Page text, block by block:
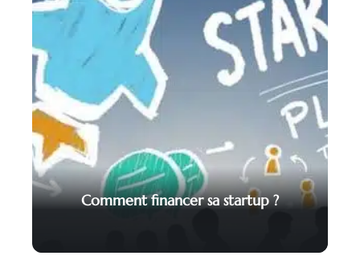
Comment financer sa startup ?